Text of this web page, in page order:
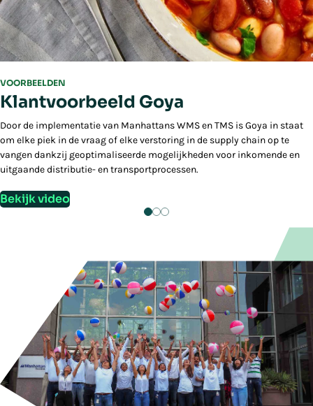
VOORBEELDEN
Klantvoorbeeld Goya
Door de implementatie van Manhattans WMS en TMS is Goya in staat
om elke piek in de vraag of elke verstoring in de supply chain op te
vangen dankzij geoptimaliseerde mogelijkheden voor inkomende en
uitgaande distributie- en transportprocessen.
Bekijk video